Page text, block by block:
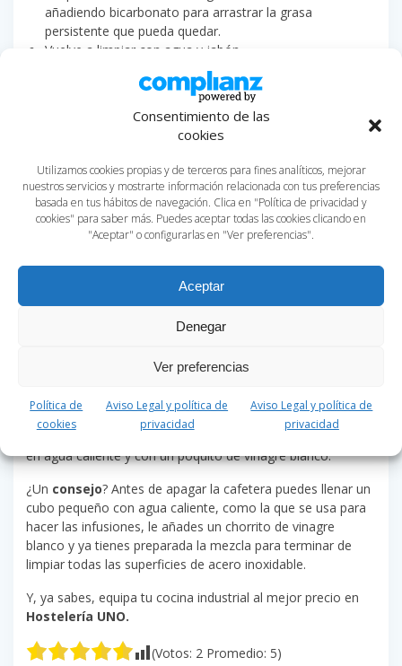
Consentimiento de las
cookies
Utilizamos cookies propias y de terceros para fines analíticos, mejorar
nuestros servicios y mostrarte información relacionada con tus preferencias
basada en tus hábitos de navegación. Clica en "Política de privacidad y
cookies" para saber más. Puedes aceptar todas las cookies clicando en
"Aceptar" o configurarlas en "Ver preferencias".
Aceptar
Denegar
Ver preferencias
Política de
cookies
Aviso Legal y política de
privacidad
Aviso Legal y política de
privacidad
añadiendo bicarbonato para arrastrar la grasa
persistente que pueda quedar.
Vuelve a limpiar con agua y jabón.
Vuelve a pasarlo todo con una bayeta húmeda.
Limpiar el motor que está dentro de la
campana extractora industrial
Si lo que pasa es que el motor o turbina del extractor tiene
grasa incrustada y, con todo lo anterior, no consigues
soltarla del todo, hay más. Mezclas de nuevo bicarbonato
con agua hasta que quede una pasta. Pero, esta vez,
Post relacionado:
Lavavajillas por Dentro
en agua caliente y con un poquito de vinagre blanco.
¿Un consejo? Antes de apagar la cafetera puedes llenar un
cubo pequeño con agua caliente, como la que se usa para
hacer las infusiones, le añades un chorrito de vinagre
blanco y ya tienes preparada la mezcla para terminar de
limpiar todas las superficies de acero inoxidable.
Y, ya sabes, equipa tu cocina industrial al mejor precio en
Hostelería UNO.
(Votos: 2 Promedio: 5)